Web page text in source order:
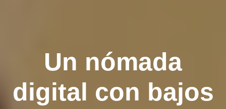
Un nómada
digital con bajos